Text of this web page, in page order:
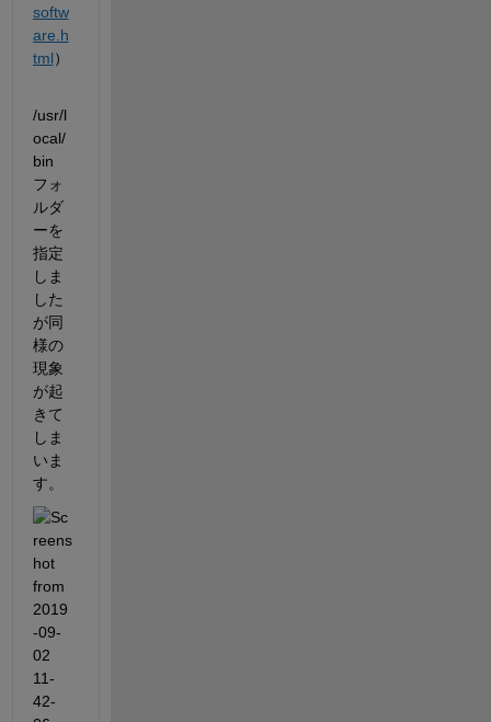
softw
are.h
tml）
/usr/l
ocal/
bin
フォ
ルダ
ーを
指定
しま
した
が同
様の
現象
が起
きて
しま
いま
す。